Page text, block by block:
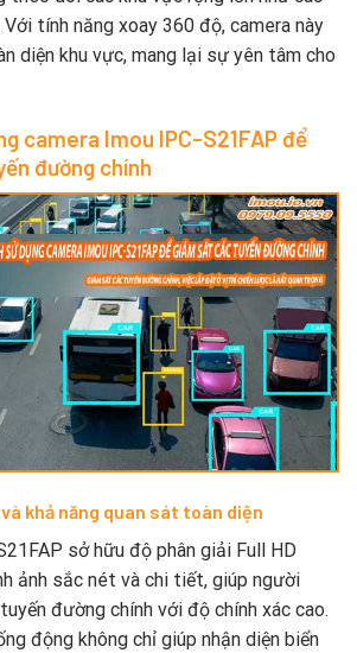
tính năng xoay 360 độ, camera này
diện khu vực, mang lại sự yên tâm cho
camera Imou IPC-S21FAP để
đường chính
khả năng quan sát toàn diện
sở hữu độ phân giải Full HD
ảnh sắc nét và chi tiết, giúp người
đường chính với độ chính xác cao.
động không chỉ giúp nhận diện biển